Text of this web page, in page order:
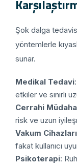
Şok dalga
yöntemlerle
sunar.
Medikal Tedavi
etkiler ve sınırlı
Cerrahi
risk ve uzun
Vakum Cihazları
fakat kullanıcı
Psikoterapi: